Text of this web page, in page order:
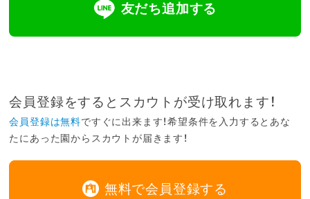
友だち追加する
会員登録をするとスカウトが受け取れます！
会員登録は無料ですぐに出来ます！希望条件を入力するとあな
たにあった園からスカウトが届きます！
無料で会員登録する